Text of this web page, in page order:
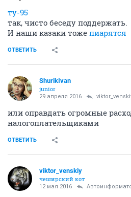
ту-95
так, чисто беседу поддержать.
И наши казаки тоже пиарятся
ОТВЕТИТЬ
ShurikIvan
junior
29 апреля 2016
или оправдать огромные
налогоплательщиками
ОТВЕТИТЬ
viktor_venskiy
чеширский кот
12 мая 2016